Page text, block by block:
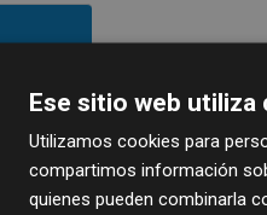
Ese sitio web utiliza
Utilizamos cookies para
compartimos información
quienes pueden combinarla